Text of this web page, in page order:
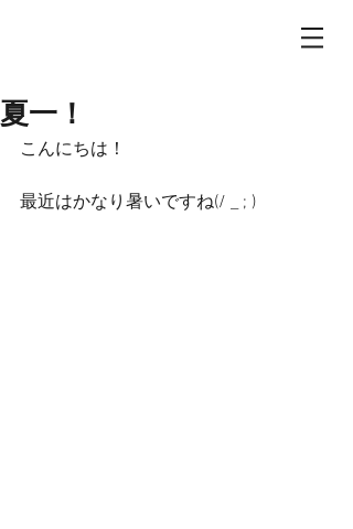
夏一！
こんにちは！
最近はかなり暑いですね(/ _ ; )